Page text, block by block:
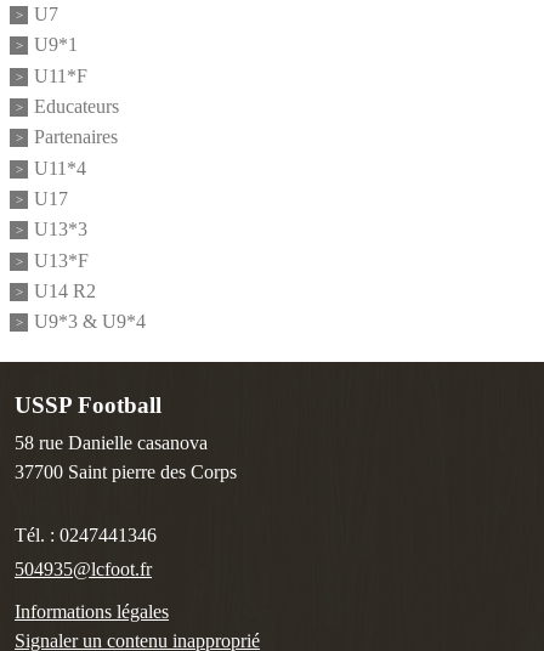
U7
U9*1
U11*F
Educateurs
Partenaires
U11*4
U17
U13*3
U13*F
U14 R2
U9*3 & U9*4
USSP Football
58 rue Danielle casanova
37700 Saint pierre des Corps
Tél. : 0247441346
504935@lcfoot.fr
Informations légales
Signaler un contenu inapproprié